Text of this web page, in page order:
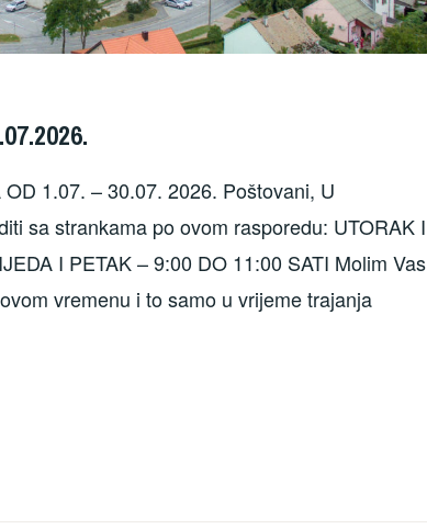
1.07. – 30.07. 2026. Poštovani, U
sa strankama po ovom rasporedu: UTORAK I
I PETAK – 9:00 DO 11:00 SATI Molim Vas
vremenu i to samo u vrijeme trajanja